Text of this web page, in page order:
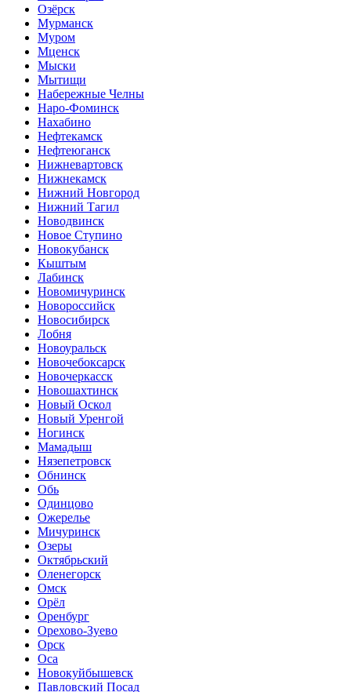
Озёрск
Мурманск
Муром
Мценск
Мыски
Мытищи
Набережные Челны
Наро-Фоминск
Нахабино
Нефтекамск
Нефтеюганск
Нижневартовск
Нижнекамск
Нижний Новгород
Нижний Тагил
Новодвинск
Новое Ступино
Новокубанск
Кыштым
Лабинск
Новомичуринск
Новороссийск
Новосибирск
Лобня
Новоуральск
Новочебоксарск
Новочеркасск
Новошахтинск
Новый Оскол
Новый Уренгой
Ногинск
Мамадыш
Нязепетровск
Обнинск
Обь
Одинцово
Ожерелье
Мичуринск
Озеры
Октябрьский
Оленегорск
Омск
Орёл
Оренбург
Орехово-Зуево
Орск
Оса
Новокуйбышевск
Павловский Посад